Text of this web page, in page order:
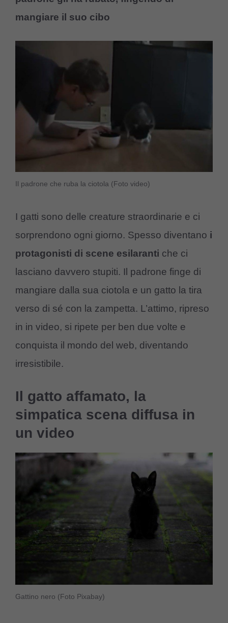
mangiare il suo cibo
Il padrone che ruba la ciotola (Foto video)
I gatti sono delle creature straordinarie e ci
sorprendono ogni giorno. Spesso diventano i
protagonisti di scene esilaranti che ci
lasciano davvero stupiti. Il padrone finge di
mangiare dalla sua ciotola e un gatto la tira
verso di sé con la zampetta. L’attimo, ripreso
in in video, si ripete per ben due volte e
conquista il mondo del web, diventando
irresistibile.
Il gatto affamato, la
simpatica scena diffusa in
un video
Gattino nero (Foto Pixabay)